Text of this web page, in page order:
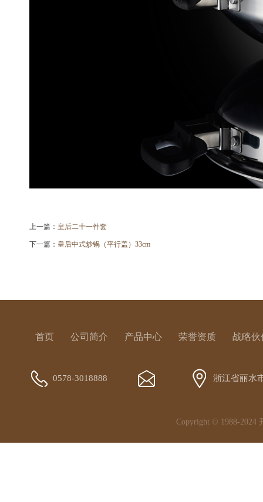
上一篇： 皇后二十一件套
下一篇： 皇后中式炒锅（平行盖）33cm
首页 公司简介 产品中心 荣誉资质 战略伙
0578-3018888 浙江省丽水
Copyright © 1988-2024